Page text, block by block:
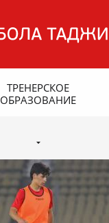
ТРЕНЕРСКОЕ
ОБРАЗОВАНИЕ